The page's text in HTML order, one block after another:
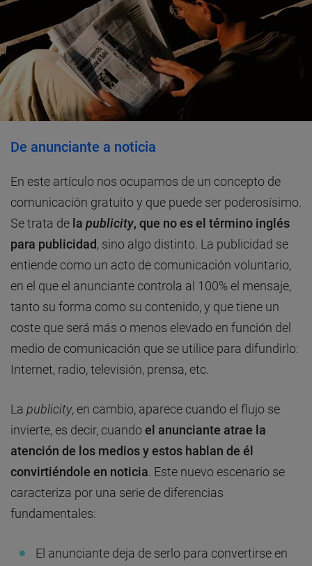
De anunciante a noticia
En este artículo nos ocupamos de un concepto de
comunicación gratuito y que puede ser poderosísimo.
Se trata de la publicity, que no es el término inglés
para publicidad, sino algo distinto. La publicidad se
entiende como un acto de comunicación voluntario,
en el que el anunciante controla al 100% el mensaje,
tanto su forma como su contenido, y que tiene un
coste que será más o menos elevado en función del
medio de comunicación que se utilice para difundirlo:
Internet, radio, televisión, prensa, etc.
La publicity, en cambio, aparece cuando el flujo se
invierte, es decir, cuandoel anunciante atrae la
atención de los medios y estos hablan de él
convirtiéndole en noticia . Este nuevo escenario se
caracteriza por una serie de diferencias
fundamentales:
El anunciante deja de serlo para convertirse en